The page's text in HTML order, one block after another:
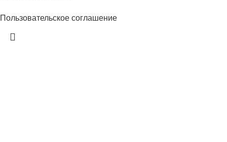
Пользовательское соглашение